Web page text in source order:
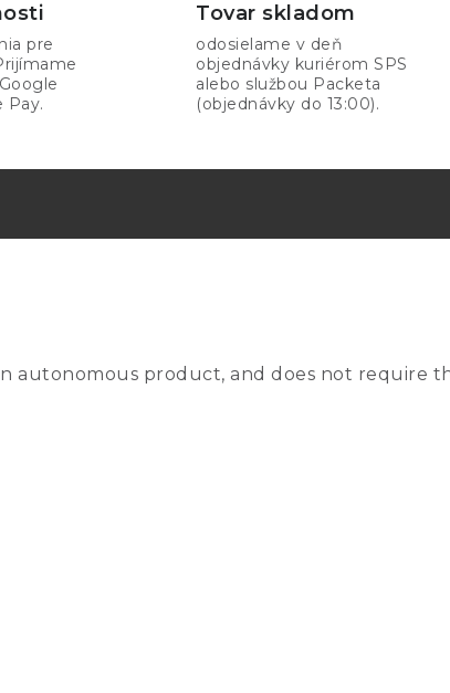
pre
Pay.
Tovar skladom
odosielame v deň
objednávky kuriérom SPS
alebo službou Packeta
(objednávky do 13:00).
autonomous product, and does not require